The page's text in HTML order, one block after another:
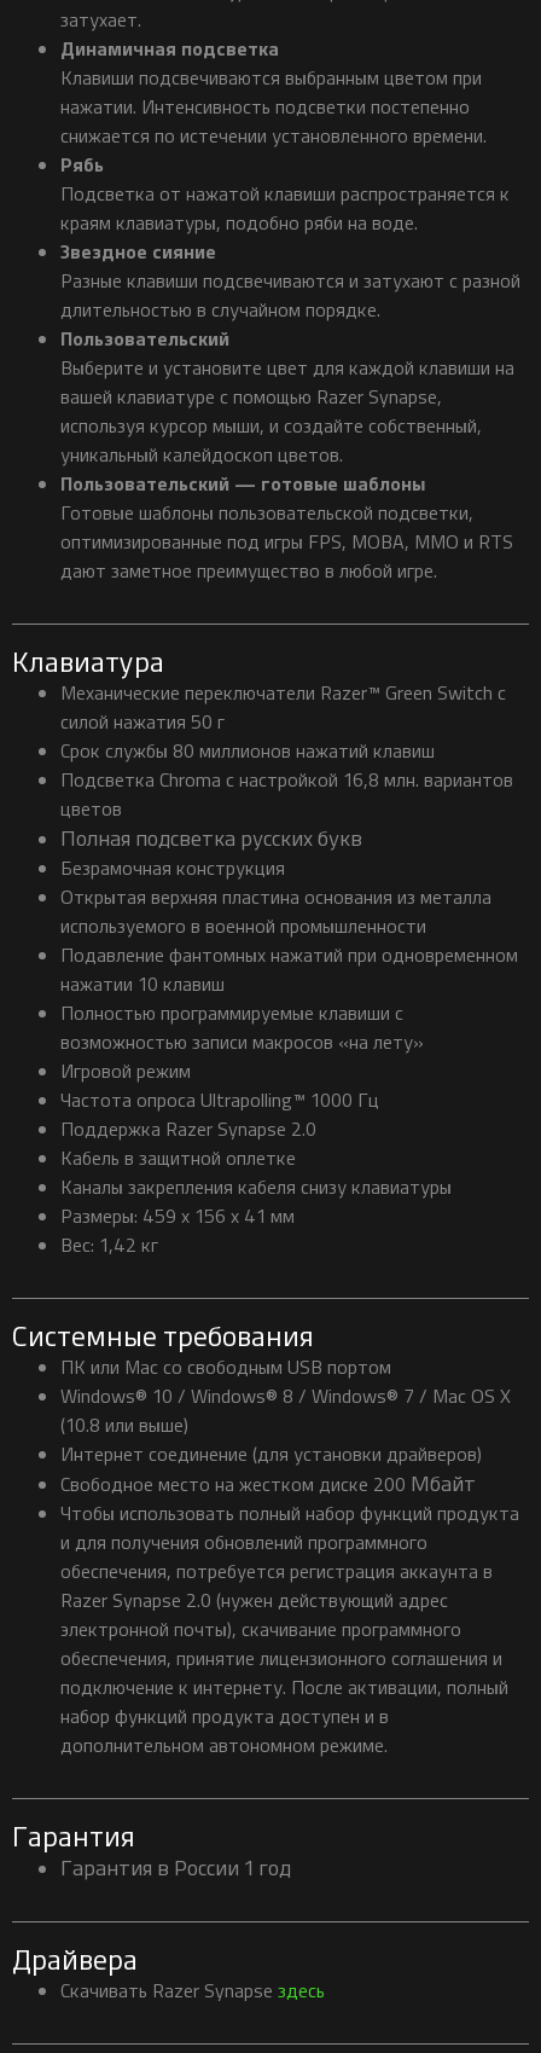
затухает.
Динамичная подсветка
Клавиши подсвечиваются выбранным цветом при
нажатии. Интенсивность подсветки постепенно
снижается по истечении установленного времени.
Рябь
Подсветка от нажатой клавиши распространяется к
краям клавиатуры, подобно ряби на воде.
Звездное сияние
Разные клавиши подсвечиваются и затухают с разной
длительностью в случайном порядке.
Пользовательский
Выберите и установите цвет для каждой клавиши на
вашей клавиатуре с помощью Razer Synapse,
используя курсор мыши, и создайте собственный,
уникальный калейдоскоп цветов.
Пользовательский — готовые шаблоны
Готовые шаблоны пользовательской подсветки,
оптимизированные под игры FPS, MOBA, MMO и RTS
дают заметное преимущество в любой игре.
Клавиатура
Механические переключатели Razer™ Green Switch с
силой нажатия 50 г
Срок службы 80 миллионов нажатий клавиш
Подсветка Chroma с настройкой 16,8 млн. вариантов
цветов
Полная подсветка русских букв
Безрамочная конструкция
Открытая верхняя пластина основания из металла
используемого в военной промышленности
Подавление фантомных нажатий при одновременном
нажатии 10 клавиш
Полностью программируемые клавиши с
возможностью записи макросов «на лету»
Игровой режим
Частота опроса Ultrapolling™ 1000 Гц
Поддержка Razer Synapse 2.0
Кабель в защитной оплетке
Каналы закрепления кабеля снизу клавиатуры
Размеры: 459 x 156 x 41 мм
Вес: 1,42 кг
Системные требования
ПК или Mac со свободным USB портом
Windows® 10 / Windows® 8 / Windows® 7 / Mac OS X
(10.8 или выше)
Интернет соединение (для установки драйверов)
Свободное место на жестком диске 200 Мбайт
Чтобы использовать полный набор функций продукта
и для получения обновлений программного
обеспечения, потребуется регистрация аккаунта в
Razer Synapse 2.0 (нужен действующий адрес
электронной почты), скачивание программного
обеспечения, принятие лицензионного соглашения и
подключение к интернету. После активации, полный
набор функций продукта доступен и в
дополнительном автономном режиме.
Гарантия
Гарантия в России 1 год
Драйвера
Скачивать Razer Synapse здесь